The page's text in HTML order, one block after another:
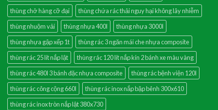
thùng chở hàng cỡ đại
thùng chứa rác thải nguy hại không lây nhiễm
thùng nhuộm vải
thùng nhựa 400l
thùng nhựa 3000l
thùng nhựa gập xếp 1t
thùng rác 3 ngăn mái che nhựa composite
thùng rác 25 lít nắp lật
thùng rác 120 lít nắp kín 2 bánh xe màu vàng
thùng rác 480l 3 bánh đặc nhựa composite
thùng rác bệnh viện 120l
thùng rác công cộng 660l
thùng rác inox nắp bập bênh 300x610
thùng rác inox tròn nắp lật 380x730